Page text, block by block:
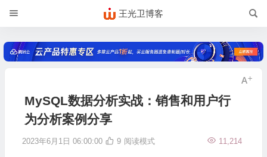
王光卫博客
MySQL数据分析实战：销售和用户行
为分析案例分享
2023年6月1日 06:00:00 11,214
9 阅读模式